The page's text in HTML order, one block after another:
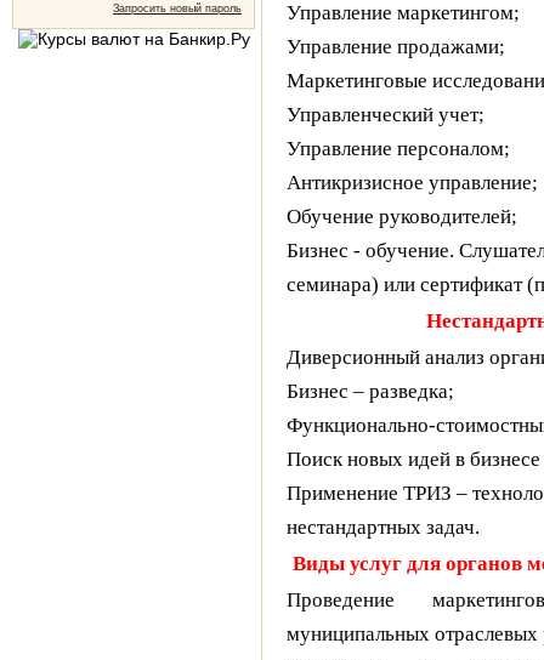
Запросить новый пароль
Управление маркетингом;
Управление продажами;
Маркетинговые
Управленческий учет;
Управление персоналом;
Антикризисное управление;
Обучение руководителей;
Бизнес - обучение.
семинара) или сертификат
Диверсионный анализ
Бизнес – разведка;
Функционально-
Поиск новых идей в
Применение ТРИЗ –
нестандартных задач.
Виды услуг для органов
Проведение
муниципальных отраслевых